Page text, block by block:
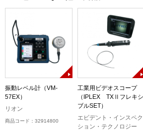
振動レベル計（VM-
57EX）
リオン
商品コード：32914800
工業用ビデオスコープ
（IPLEX TXⅡフレキシ
ブルSET）
エビデント・インスペク
ション・テクノロジー